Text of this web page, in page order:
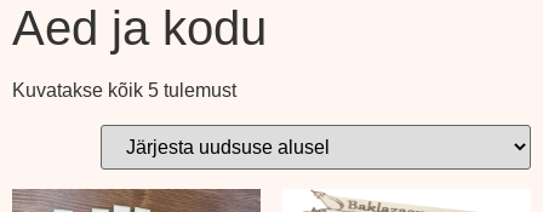
Aed ja kodu
Kuvatakse kõik 5 tulemust